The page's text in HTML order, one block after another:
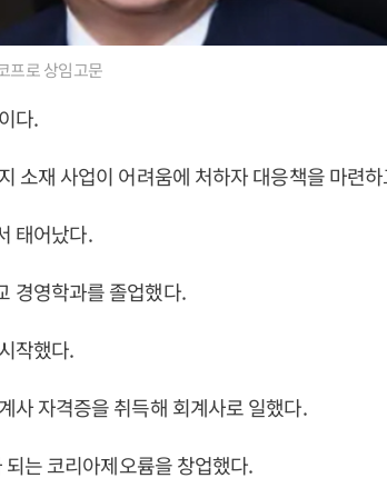
프로 상임고문
다.
소재 사업이 어려움에 처하자 대응책을 마련
태어났다.
경영학과를 졸업했다.
작했다.
사 자격증을 취득해 회계사로 일했다.
는 코리아제오륨을 창업했다.